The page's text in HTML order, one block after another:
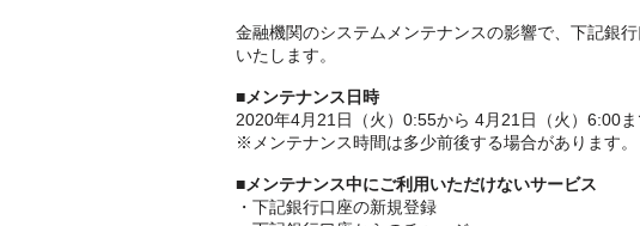
金融機関のシステムメンテナンスの影響で、下記銀
いたします。
■メンテナンス日時
2020年4月21日（火）0:55から 4月21日（火）6:00ま
※メンテナンス時間は多少前後する場合があります。
■メンテナンス中にご利用いただけないサービス
・下記銀行口座の新規登録